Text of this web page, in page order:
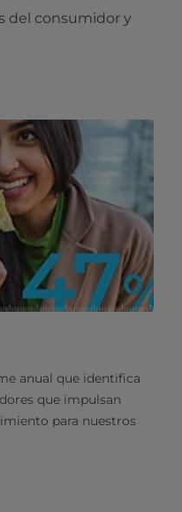
del consumidor y
anual que identifica
que impulsan
para nuestros